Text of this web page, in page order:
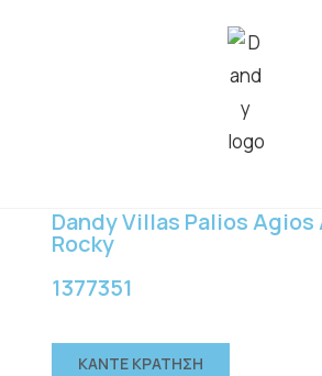
Dandy Villas Palios
Rocky
1377351
ΚΑΝΤΕ ΚΡΑΤΗΣΗ